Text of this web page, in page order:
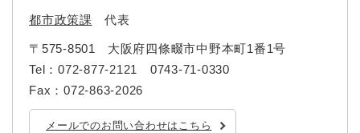
都市政策課 代表
〒575-8501
大阪府四條畷市中野本町1番1号
Tel：072-877-2121 0743-71-0330
Fax：072-863-2026
メールでのお問い合わせはこちら